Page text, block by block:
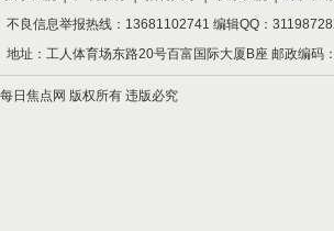
不良信息举报热线：13681102741 编辑QQ：
地址：工人体育场东路20号百富国际大厦B座 邮政编码
每日焦点网 版权所有 违版必究